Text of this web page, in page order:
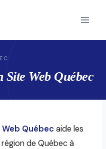
Web Québec
Québec aide les
de Québec à